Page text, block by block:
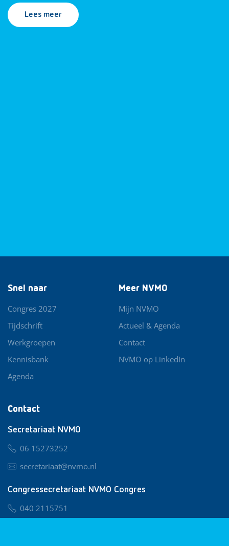
Lees meer
Contact
Secretariaat NVMO
06 15273252
secretariaat@nvmo.nl
Congressecretariaat NVMO Congres
040 2115751
Snel naar
Congres 2027
Tijdschrift
Werkgroepen
Kennisbank
Agenda
Meer NVMO
Mijn NVMO
Actueel & Agenda
Contact
NVMO op LinkedIn